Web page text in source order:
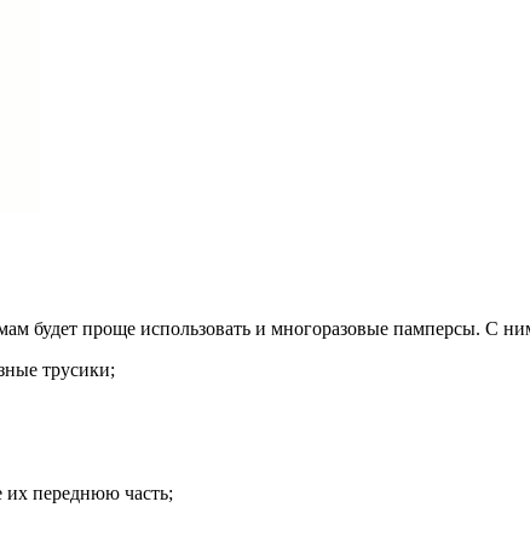
будет проще использовать и многоразовые памперсы. С
трусики;
их переднюю часть;